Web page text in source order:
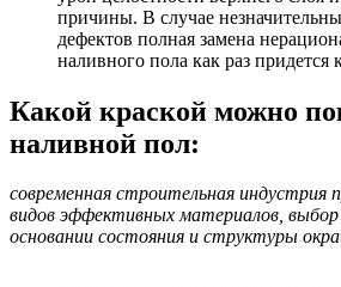
причины. В случае
дефектов полная замена
наливного пола как раз придется
Какой краской можно
наливной пол:
современная строительная индустрия
видов эффективных материалов,
основании состояния и структуры